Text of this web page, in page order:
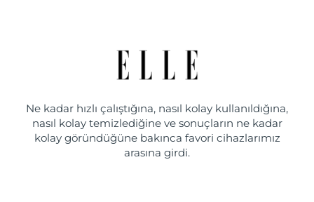
Ne kadar hızlı çalıştığına, nasıl kolay kullanıldığına,
nasıl kolay temizlediğine ve sonuçların ne kadar
kolay göründüğüne bakınca favori cihazlarımız
arasına girdi.